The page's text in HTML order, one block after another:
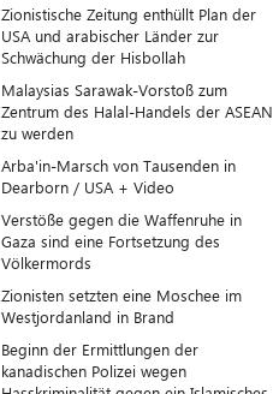
Zionistische Zeitung enthüllt Plan der
USA und arabischer Länder zur
Schwächung der Hisbollah
Malaysias Sarawak-Vorstoß zum
Zentrum des Halal-Handels der ASEAN
zu werden
Arba'in-Marsch von Tausenden in
Dearborn / USA + Video
Verstöße gegen die Waffenruhe in
Gaza sind eine Fortsetzung des
Völkermords
Zionisten setzten eine Moschee im
Westjordanland in Brand
Beginn der Ermittlungen der
kanadischen Polizei wegen